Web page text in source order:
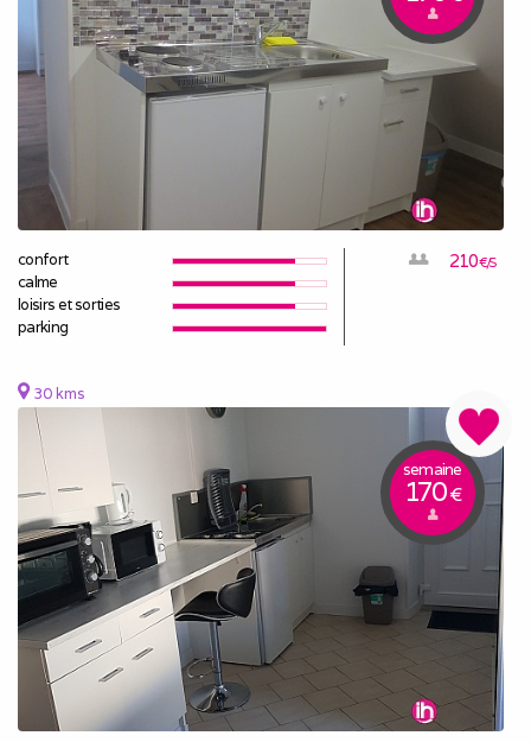
confort
calme
loisirs et sorties
parking
210€/S
30 kms
semaine
170€